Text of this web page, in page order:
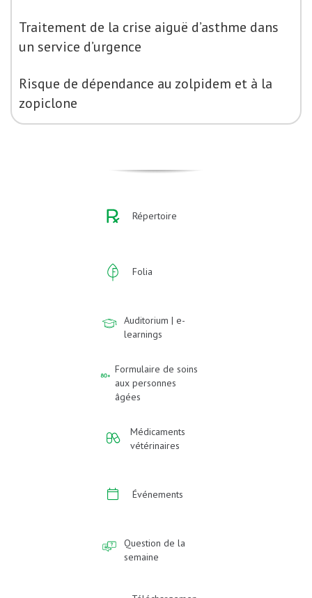
Traitement de la crise aiguë d’asthme dans
un service d’urgence
Risque de dépendance au zolpidem et à la
zopiclone
Répertoire
Folia
Auditorium | e-
learnings
Formulaire de soins
aux personnes
âgées
Médicaments
vétérinaires
Événements
Question de la
semaine